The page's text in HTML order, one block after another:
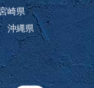
崎県
沖縄県